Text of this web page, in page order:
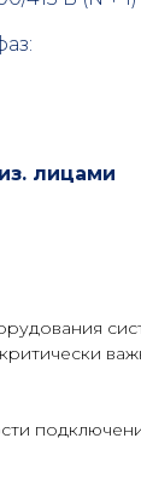
лицами